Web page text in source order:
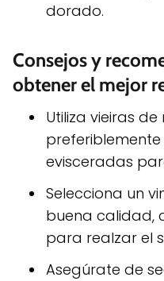
dorado.
Consejos y
obtener el mejor
Utiliza vieiras
evisceradas
Selecciona un
buena calidad,
para realzar el
Asegúrate de